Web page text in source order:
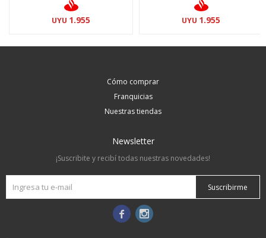
UYU 1.955 UYU 1.955
Cómo comprar
Franquicias
Nuestras tiendas
Newsletter
¡Suscribite y recibí todas nuestras novedades!
Suscribirme
 